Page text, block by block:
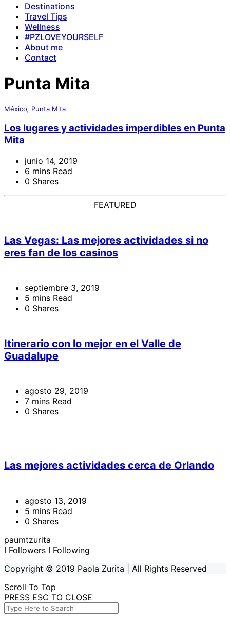
Destinations
Travel Tips
Wellness
#PZLOVEYOURSELF
About me
Contact
Punta Mita
México, Punta Mita
Los lugares y actividades imperdibles en Punta
Mita
junio 14, 2019
6 mins Read
0 Shares
FEATURED
Las Vegas: Las mejores actividades si no
eres fan de los casinos
septiembre 3, 2019
5 mins Read
0 Shares
Itinerario con lo mejor en el Valle de
Guadalupe
agosto 29, 2019
7 mins Read
0 Shares
Las mejores actividades cerca de Orlando
agosto 13, 2019
5 mins Read
0 Shares
paumtzurita
I Followers I Following
Copyright © 2019 Paola Zurita | All Rights Reserved
Scroll To Top
PRESS ESC TO CLOSE